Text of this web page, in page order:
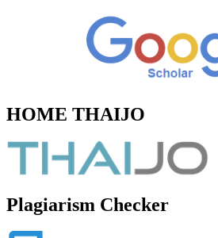
HOME THAIJO
Plagiarism Checker